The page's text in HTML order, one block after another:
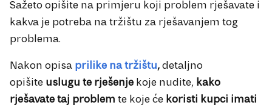
Sažeto opišite na primjeru koji problem rješavate i
kakva je potreba na tržištu za rješavanjem tog
problema.
Nakon opisa prilike na tržištu, detaljno
opišite uslugu te rješenje koje nudite, kako
rješavate taj problem te koje će koristi kupci imati